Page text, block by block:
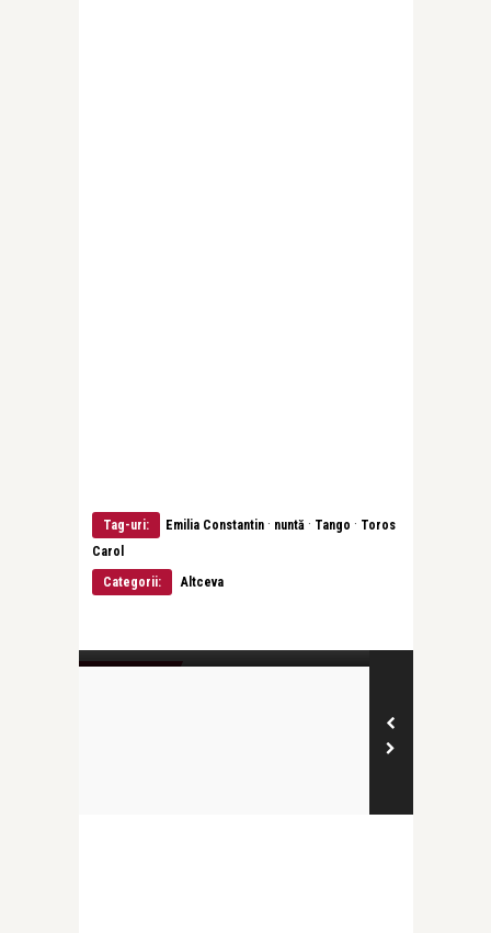
Tag-uri: Emilia Constantin · nuntă · Tango · Toros
Carol
Categorii:
Altceva